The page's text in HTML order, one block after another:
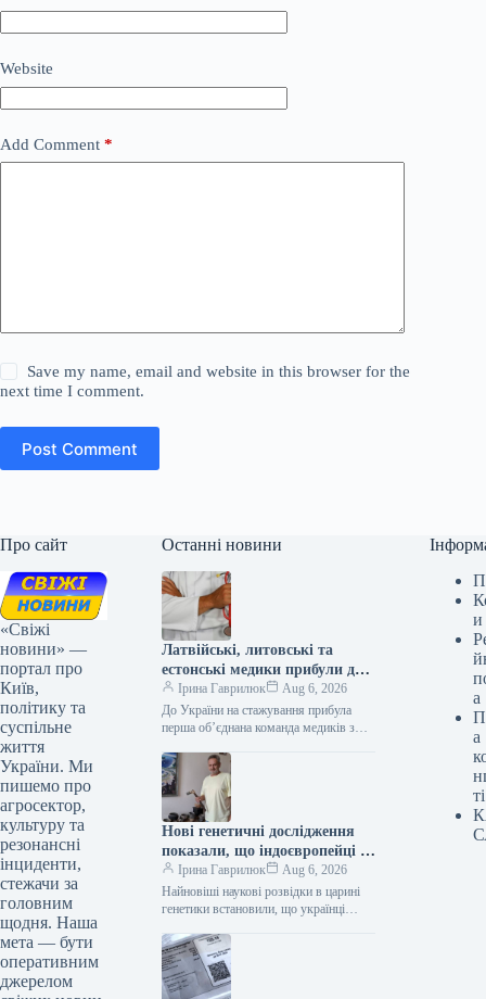
Website
Add Comment *
Save my name, email and website in this browser for the
next time I comment.
Post Comment
Про сайт
«Свіжі
новини» —
портал про
Київ,
політику та
суспільне
життя
України. Ми
пишемо про
агросектор,
культуру та
резонансні
інциденти,
стежачи за
головним
щодня. Наша
мета — бути
оперативним
джерелом
Останні новини
Латвійські, литовські та
естонські медики прибули до
України на стажування
Ірина Гаврилюк
Aug 6, 2026
До України на стажування прибула
перша об’єднана команда медиків з
Укрінформ Перша спільна місія
лікарів із…
Нові генетичні дослідження
показали, що індоєвропейці є
предками українців – зазначає
науковець
Ірина Гаврилюк
Aug 6, 2026
Найновіші наукові розвідки в царині
генетики встановили, що українці
індоєвропейців – експертна думка
06.08.2026 09:49 Укрінформ…
и
а
а
ті